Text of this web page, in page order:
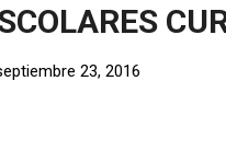
23, 2016